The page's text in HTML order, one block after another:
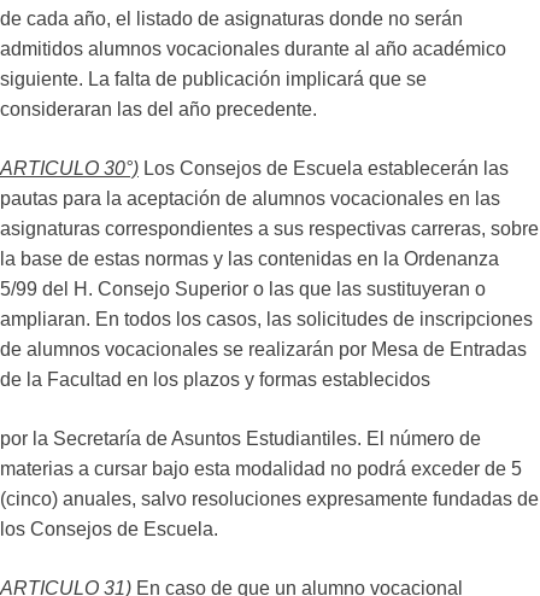
de cada año, el listado de asignaturas donde no serán
admitidos alumnos vocacionales durante al año académico
siguiente. La falta de publicación implicará que se
consideraran las del año precedente.
ARTICULO 30°) Los Consejos de Escuela establecerán las
pautas para la aceptación de alumnos vocacionales en las
asignaturas correspondientes a sus respectivas carreras, sobre
la base de estas normas y las contenidas en la Ordenanza
5/99 del H. Consejo Superior o las que las sustituyeran o
ampliaran. En todos los casos, las solicitudes de inscripciones
de alumnos vocacionales se realizarán por Mesa de Entradas
de la Facultad en los plazos y formas establecidos
por la Secretaría de Asuntos Estudiantiles. El número de
materias a cursar bajo esta modalidad no podrá exceder de 5
(cinco) anuales, salvo resoluciones expresamente fundadas de
los Consejos de Escuela.
ARTICULO 31) En caso de que un alumno vocacional